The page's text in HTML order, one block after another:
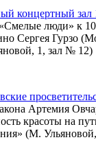
концертный зал
люди» к
Сергея Гурзо
1, зал № 12)
Артемия
красоты на
(М.